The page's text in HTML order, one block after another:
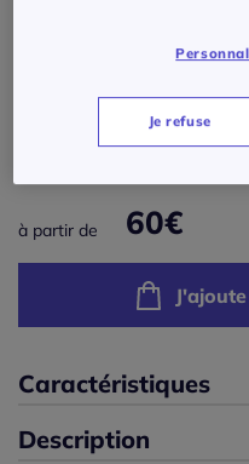
Veuillez sélectionner
38/40 -
En stock
46/48 -En stock
50/52 -épuisé
à partir de 60€
Caractéristiques
Description
Je refuse